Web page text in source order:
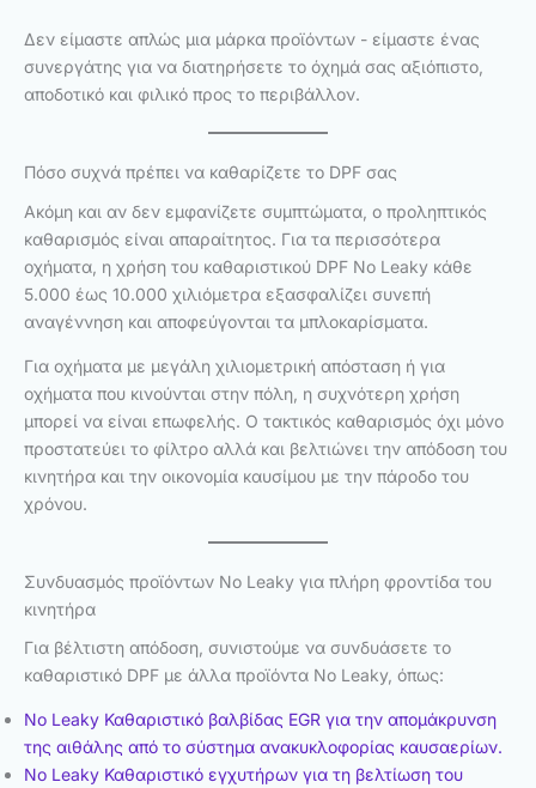
Δεν είμαστε απλώς μια μάρκα προϊόντων - είμαστε ένας
συνεργάτης για να διατηρήσετε το όχημά σας αξιόπιστο,
αποδοτικό και φιλικό προς το περιβάλλον.
Πόσο συχνά πρέπει να καθαρίζετε το DPF σας
Ακόμη και αν δεν εμφανίζετε συμπτώματα, ο προληπτικός
καθαρισμός είναι απαραίτητος. Για τα περισσότερα
οχήματα, η χρήση του καθαριστικού DPF No Leaky κάθε
5.000 έως 10.000 χιλιόμετρα εξασφαλίζει συνεπή
αναγέννηση και αποφεύγονται τα μπλοκαρίσματα.
Για οχήματα με μεγάλη χιλιομετρική απόσταση ή για
οχήματα που κινούνται στην πόλη, η συχνότερη χρήση
μπορεί να είναι επωφελής. Ο τακτικός καθαρισμός όχι μόνο
προστατεύει το φίλτρο αλλά και βελτιώνει την απόδοση του
κινητήρα και την οικονομία καυσίμου με την πάροδο του
χρόνου.
Συνδυασμός προϊόντων No Leaky για πλήρη φροντίδα του
κινητήρα
Για βέλτιστη απόδοση, συνιστούμε να συνδυάσετε το
καθαριστικό DPF με άλλα προϊόντα No Leaky, όπως:
No Leaky Καθαριστικό βαλβίδας EGR για την απομάκρυνση
της αιθάλης από το σύστημα ανακυκλοφορίας καυσαερίων.
No Leaky Καθαριστικό εγχυτήρων για τη βελτίωση του